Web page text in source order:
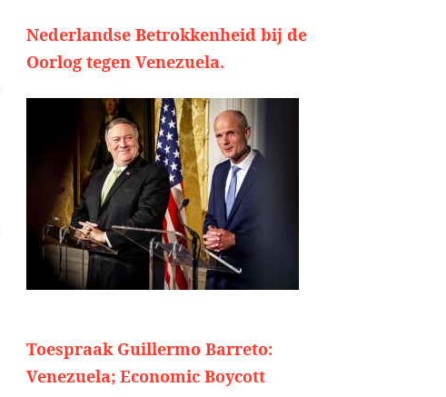
Nederlandse Betrokkenheid bij de
Oorlog tegen Venezuela.
Toespraak Guillermo Barreto:
Venezuela; Economic Boycott